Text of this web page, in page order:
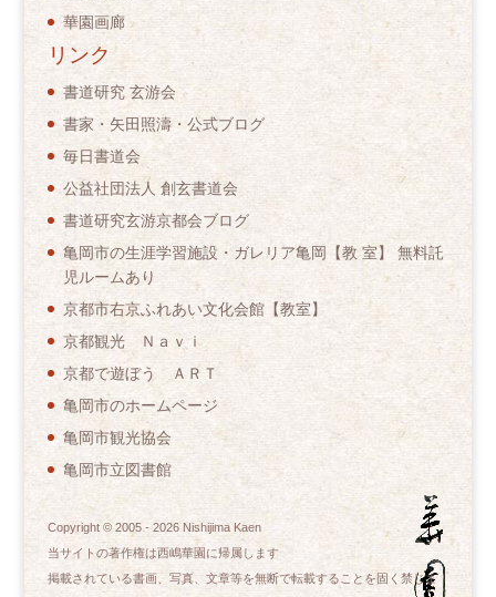
華園画廊
リンク
書道研究 玄游会
書家・矢田照濤・公式ブログ
毎日書道会
公益社団法人 創玄書道会
書道研究玄游京都会ブログ
亀岡市の生涯学習施設・ガレリア亀岡【教 室】 無料託
児ルームあり
京都市右京ふれあい文化会館【教室】
京都観光 Ｎａｖｉ
京都で遊ぼう ＡＲＴ
亀岡市のホームページ
亀岡市観光協会
亀岡市立図書館
Copyright © 2005 - 2026Nishijima Kaen
当サイトの著作権は西嶋華園に帰属します
掲載されている書画、写真、文章等を無断で転載することを固く禁じま